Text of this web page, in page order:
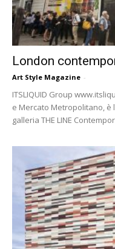
London
Art Style Magazine -
ITSLIQUID Group
e Mercato Metropolitano, è
galleria THE LINE